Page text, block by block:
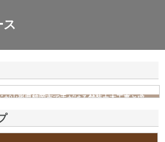
が山形県鶴岡市で手がける舗装土木工事と求